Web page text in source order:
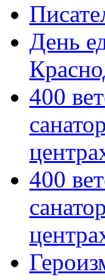
День
400
400